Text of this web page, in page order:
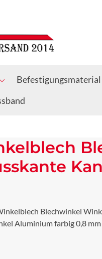
Befestigungsmaterial